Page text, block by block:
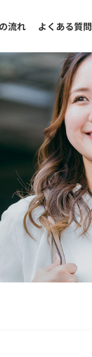
流れ よくある質問